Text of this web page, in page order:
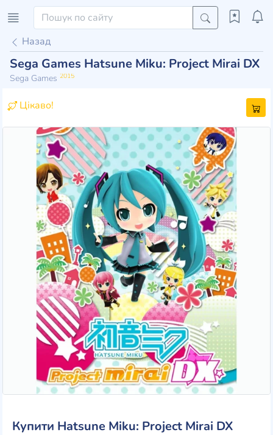
Назад
Sega Games Hatsune Miku: Project Mirai DX
Sega Games 2015
Цікаво!
Купити Hatsune Miku: Project Mirai DX